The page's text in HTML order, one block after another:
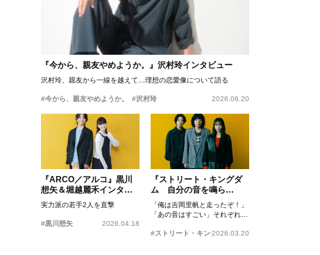
『今から、親友やめようか。』沢村玲インタビュー
沢村玲、親友から一線を越えて…理想の恋愛像について語る
#今から、親友やめようか。 #沢村玲 2026.06.20
『ARCO／アルコ』黒川
想矢＆堀越麗禾インタビ
ュー
実力派の若手2人を直撃
#黒川想矢 2026.04.18
『ストリート・キングダ
ム 自分の音を鳴ら
せ。』峯田和伸、若葉竜
也、吉岡里帆インタビュ
ー
「俺は吉岡里帆と走ったぞ！」
「あの音はすごい」それぞれの
#ストリート・キングダム 自分の音を鳴らせ。
2026.03.20